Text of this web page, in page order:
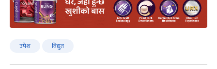
उपेश विद्युत